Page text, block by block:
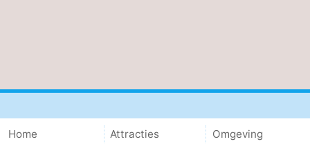
Home
Attracties
Omgeving